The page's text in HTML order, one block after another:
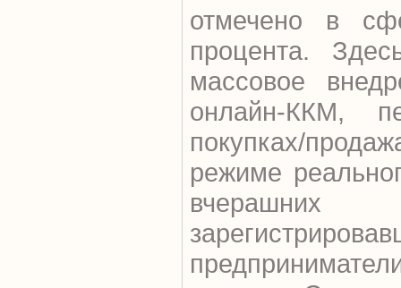
отмечено в
процента.
массовое
онлайн-ККМ,
покупках/
режиме